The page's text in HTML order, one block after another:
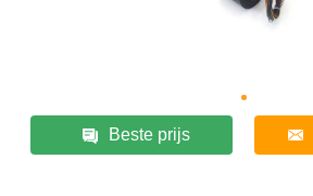
Beste prijs